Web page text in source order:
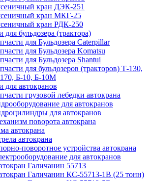
кран ДЭК-251
кран МКГ-25
кран РДК-250
для бульдозера (трактора)
для Бульдозера Caterpillar
для Бульдозера Komatsu
для Бульдозера Shantui
для бульдозеров (тракторов) Т-130,
Б-10, Б-10М
для автокранов
грузовой лебедки автокрана
для автокранов
для автокранов
поворота автокрана
автокрана
автокрана
поворотное устройства автокрана
для автокранов
Галичанин 55713
Галичанин КС-55713-1В (25 тонн)